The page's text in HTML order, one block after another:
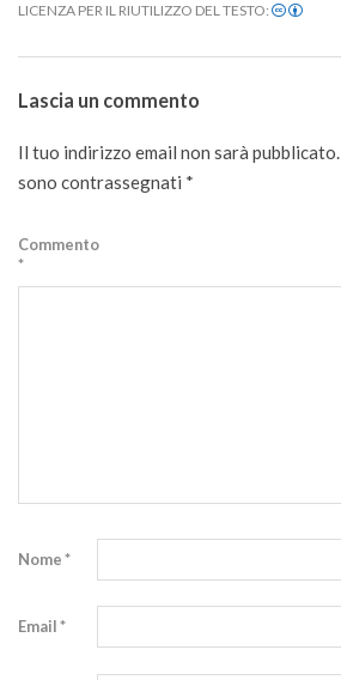
LICENZA PER IL RIUTILIZZO DEL TESTO:
2020-
Lascia un commento
Il tuo indirizzo email non sarà pubblicato.
sono contrassegnati *
Commento
*
Nome*
Email*